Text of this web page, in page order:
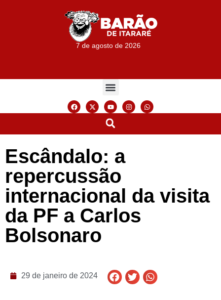
7 de agosto de 2026
Escândalo: a
repercussão
internacional da visita
da PF a Carlos
Bolsonaro
29 de janeiro de 2024